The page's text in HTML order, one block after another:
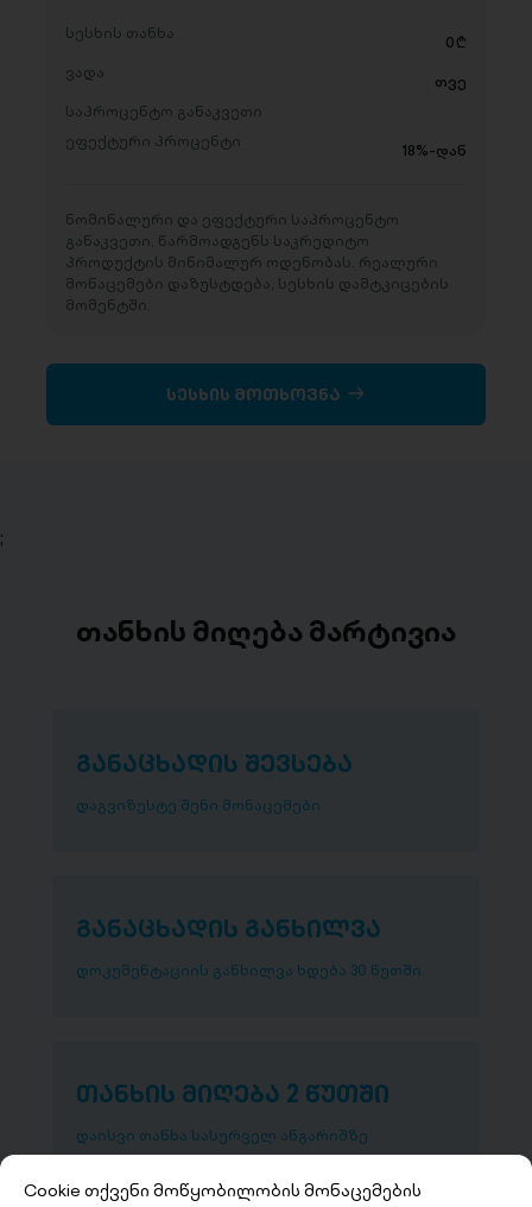
სესხის თანხა 0 D
ვადა
თვე
საპროცენტო განაკვეთი
ეფექტური პროცენტი
18%-დან
ნომინალური და ეფექტური საპროცენტო
განაკვეთი, წარმოადგენს საკრედიტო
პროდუქტის მინიმალურ ოდენობას. რეალური
მონაცემები დაზუსტდება, სესხის დამტკიცების
მომენტში.
სესხის მოთხოვნა
;
თანხის მიღება მარტივია
განაცხადის შევსება
დაგვიზუსტე შენი მონაცემები
განაცხადის განხილვა
დოკუმენტაციის განხილვა ხდება 30 წუთში
თანხის მიღება 2 წუთში
დაისვი თანხა სასურველ ანგარიშზე
Cookie თქვენი მოწყობილობის მონაცემების